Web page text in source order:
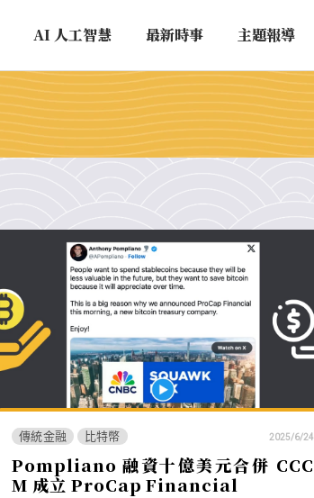
AI 人工智慧 最新時事 主題報導
傳統金融 比特幣 2025/6/24
Pompliano 融資十億美元合併 CCC
M 成立 ProCap Financial